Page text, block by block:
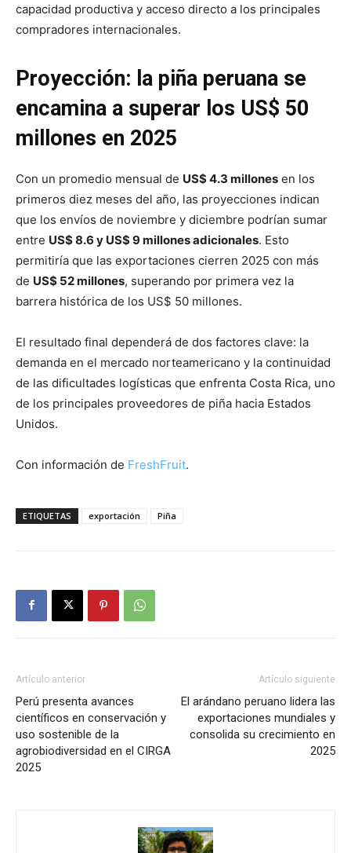
capacidad productiva y acceso directo a los principales
compradores internacionales.
Proyección: la piña peruana se
encamina a superar los US$ 50
millones en 2025
Con un promedio mensual de US$ 4.3 millones en los
primeros diez meses del año, las proyecciones indican
que los envíos de noviembre y diciembre podrían sumar
entre US$ 8.6 y US$ 9 millones adicionales. Esto
permitiría que las exportaciones cierren 2025 con más
de US$ 52 millones, superando por primera vez la
barrera histórica de los US$ 50 millones.
El resultado final dependerá de dos factores clave: la
demanda en el mercado norteamericano y la continuidad
de las dificultades logísticas que enfrenta Costa Rica, uno
de los principales proveedores de piña hacia Estados
Unidos.
Con información de FreshFruit.
ETIQUETAS exportación Piña
Artículo anterior
Perú presenta avances
científicos en conservación y
uso sostenible de la
agrobiodiversidad en el CIRGA
2025
Artículo siguiente
El arándano peruano lidera las
exportaciones mundiales y
consolida su crecimiento en
2025